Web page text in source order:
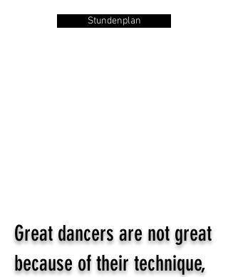
Stundenplan
Great dancers are not great
because of their technique,